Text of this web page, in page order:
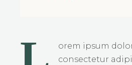
orem ipsum
consectetur